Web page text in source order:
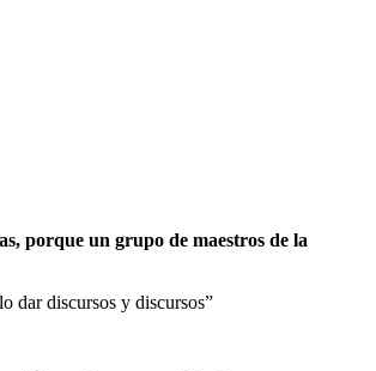
porque un grupo de maestros de la
dar discursos y discursos”